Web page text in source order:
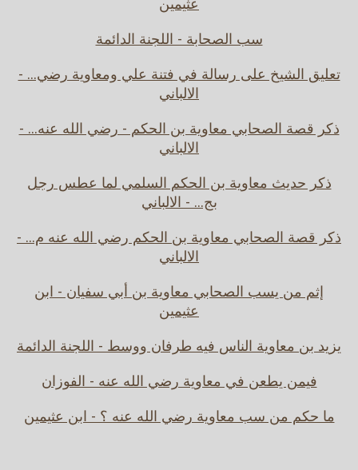
سب الصحابة - اللجنة الدائمة
تعليق الشيخ على رسالة في فتنة علي ومعاوية رضي... -
الالباني
ذكر قصة الصحابي معاوية بن الحكم - رضي الله عنه... -
الالباني
ذكر حديث معاوية بن الحكم السلمي لما عطس رجل
بج... - الالباني
ذكر قصة الصحابي معاوية بن الحكم رضي الله عنه م... -
الالباني
إثم من يسب الصحابي معاوية بن أبي سفيان - ابن
عثيمين
يزيد بن معاوية الناس فيه طرفان ووسط - اللجنة الدائمة
فيمن يطعن في معاوية رضي الله عنه - الفوزان
ما حكم من سب معاوية رضي الله عنه ؟ - ابن عثيمين